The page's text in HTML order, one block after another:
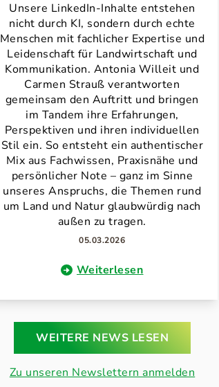
Unsere LinkedIn-Inhalte entstehen
nicht durch KI, sondern durch echte
Menschen mit fachlicher Expertise und
Leidenschaft für Landwirtschaft und
Kommunikation. Antonia Willeit und
Carmen Strauß verantworten
gemeinsam den Auftritt und bringen
im Tandem ihre Erfahrungen,
Perspektiven und ihren individuellen
Stil ein. So entsteht ein authentischer
Mix aus Fachwissen, Praxisnähe und
persönlicher Note – ganz im Sinne
unseres Anspruchs, die Themen rund
um Land und Natur glaubwürdig nach
außen zu tragen.
05.03.2026
Weiterlesen
WEITERE NEWS LESEN
Zu unseren Newslettern anmelden